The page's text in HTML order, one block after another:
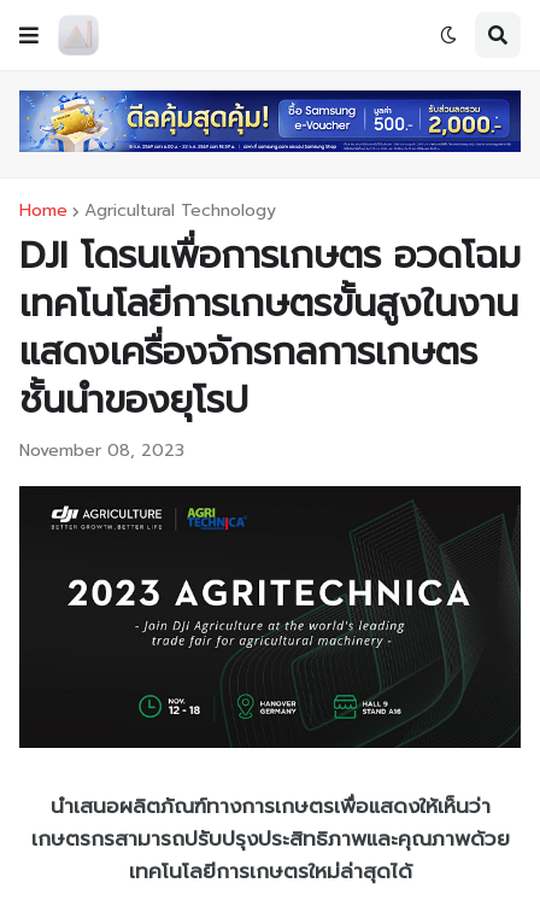
Home Agricultural Technology
DJI โดรนเพื่อการเกษตร อวดโฉม
เทคโนโลยีการเกษตรขั้นสูงในงาน
แสดงเครื่องจักรกลการเกษตร
ชั้นนำของยุโรป
November 08, 2023
นำเสนอผลิตภัณฑ์ทางการเกษตรเพื่อแสดงให้เห็นว่า
เกษตรกรสามารถปรับปรุงประสิทธิภาพและคุณภาพด้วย
เทคโนโลยีการเกษตรใหม่ล่าสุดได้